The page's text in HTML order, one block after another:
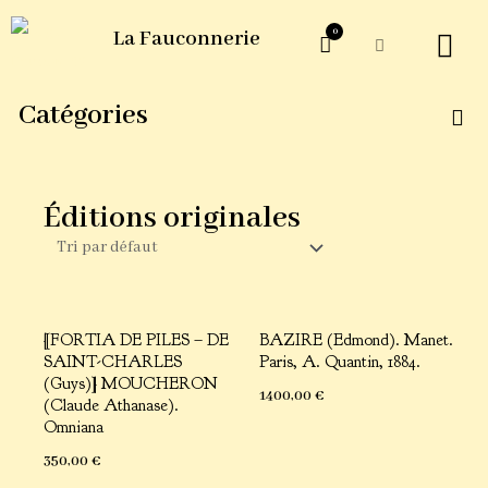
La Fauconnerie 0
Catégories
Éditions originales
[FORTIA DE PILES – DE
SAINT-CHARLES
(Guys)] MOUCHERON
(Claude Athanase).
Omniana
350,00€
BAZIRE (Edmond). Manet.
Paris, A. Quantin, 1884.
1400,00€